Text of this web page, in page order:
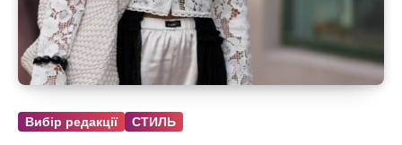
Вибір редакції СТИЛЬ